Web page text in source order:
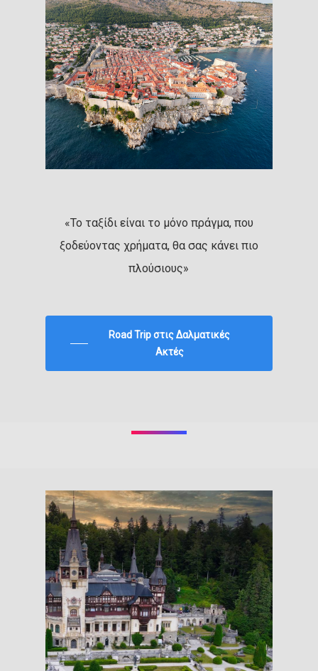
«Το ταξίδι είναι το μόνο πράγμα, που
ξοδεύοντας χρήματα, θα σας κάνει πιο
πλούσιους»
Road Trip στις Δαλματικές
Ακτές